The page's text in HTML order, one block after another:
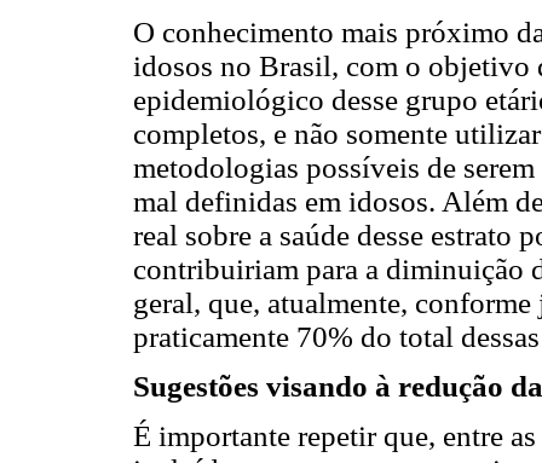
O conhecimento mais próximo
idosos no Brasil, com o objetivo
epidemiológico desse grupo
completos, e não somente
metodologias possíveis de serem
mal definidas em idosos. Além
real sobre a saúde desse estrato
contribuiriam para a diminuição
geral, que, atualmente,
praticamente 70% do total
Sugestões visando à redução
É importante repetir que, entre